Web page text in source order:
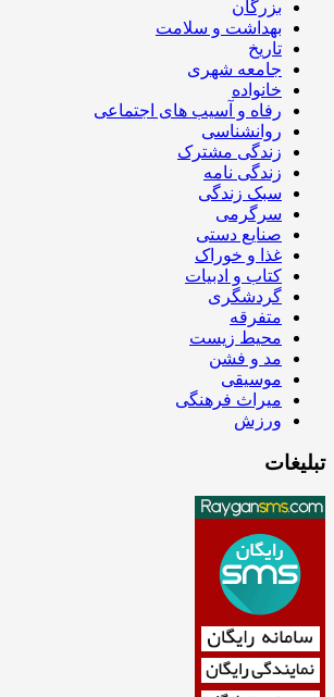
بزرگان
بهداشت و سلامت
تاریخ
جامعه شهری
خانواده
رفاه و آسیب های اجتماعی
روانشناسی
زندگی مشترک
زندگی نامه
سبک زندگی
سرگرمی
صنایع دستی
غذا و خوراک
کتاب و ادبیات
گردشگری
متفرقه
محیط زیست
مد و فشن
موسیقی
میراث فرهنگی
ورزش
تبلیغات